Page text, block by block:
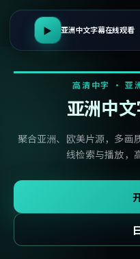
▶ 亚洲中文字幕在线观看
高清中字 · 亚
亚洲中
聚合亚洲、欧美片源，多画
线检索与播放，